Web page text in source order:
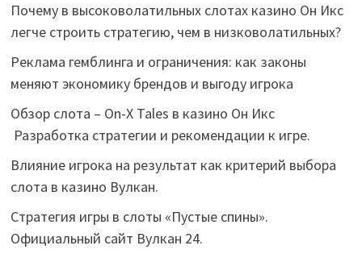
Почему в высоковолатильных слотах казино Он Икс
легче строить стратегию, чем в низковолатильных?
Реклама гемблинга и ограничения: как законы
меняют экономику брендов и выгоду игрока
Обзор слота – On-X Tales в казино Он Икс
Разработка стратегии и рекомендации к игре.
Влияние игрока на результат как критерий выбора
слота в казино Вулкан.
Стратегия игры в слоты «Пустые спины».
Официальный сайт Вулкан 24.